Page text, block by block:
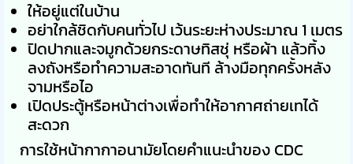
ให้อยู่แต่ในบ้าน
อย่าใกล้ชิดกับคนทั่วไป เว้นระยะห่างประมาณ 1 เมตร
ปิดปากและจมูกด้วยกระดาษทิสชุ่ หรือผ้า แล้วทิ้ง
ลงถังหรือทำความสะอาดทันที ล้างมือทุกครั้งหลัง
จามหรือไอ
เปิดประตู้หรือหน้าต่างเพื่อทำให้อากาศถ่ายเทได้
สะดวก
การใช้หน้ากากาอนามัยโดยคำแนะนำของ CDC